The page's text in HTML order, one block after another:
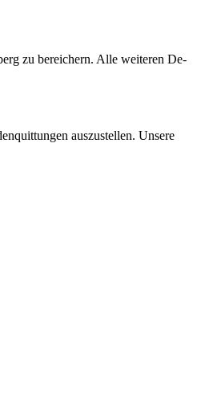
zu be­rei­chern. Alle wei­te­ren De­
aus­zu­stel­len. Un­se­re